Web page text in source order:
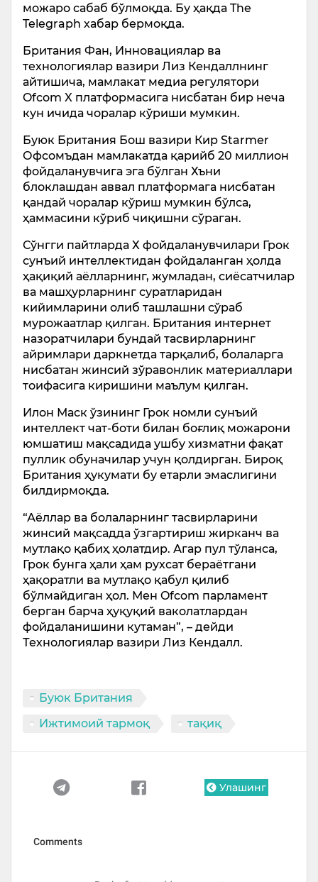
можаро сабаб бўлмоқда. Бу ҳақда The
Telegraph хабар бермоқда.
Британия Фан, Инновациялар ва
технологиялар вазири Лиз Кендаллнинг
айтишича, мамлакат медиа регулятори
Ofcom X платформасига нисбатан бир неча
кун ичида чоралар кўриши мумкин.
Буюк Британия Бош вазири Кир Starmer
Офcомъдан мамлакатда қарийб 20 миллион
фойдаланувчига эга бўлган Хъни
блоклашдан аввал платформага нисбатан
қандай чоралар кўриш мумкин бўлса,
ҳаммасини кўриб чиқишни сўраган.
Сўнгги пайтларда Х фойдаланувчилари Грок
сунъий интеллектидан фойдаланган ҳолда
ҳақиқий аёлларнинг, жумладан, сиёсатчилар
ва машҳурларнинг суратларидан
кийимларини олиб ташлашни сўраб
мурожаатлар қилган. Британия интернет
назоратчилари бундай тасвирларнинг
айримлари даркнетда тарқалиб, болаларга
нисбатан жинсий зўравонлик материаллари
тоифасига киришини маълум қилган.
Илон Маск ўзининг Грок номли сунъий
интеллект чат-боти билан боғлиқ можарони
юмшатиш мақсадида ушбу хизматни фақат
пуллик обуначилар учун қолдирган. Бироқ
Британия ҳукумати бу етарли эмаслигини
билдирмоқда.
“Аёллар ва болаларнинг тасвирларини
жинсий мақсадда ўзгартириш жирканч ва
мутлақо қабиҳ ҳолатдир. Агар пул тўланса,
Грок бунга ҳали ҳам рухсат бераётгани
ҳақоратли ва мутлақо қабул қилиб
бўлмайдиган ҳол. Мен Ofcom парламент
берган барча ҳуқуқий ваколатлардан
фойдаланишини кутаман”, – дейди
Технологиялар вазири Лиз Кендалл.
Буюк Британия
Ижтимоий тармоқ
тақиқ
Улашинг